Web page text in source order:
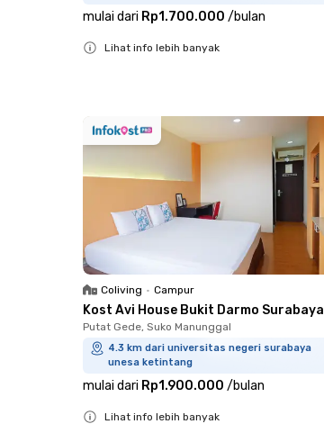
mulai dari Rp1.700.000 /bulan
Lihat info lebih banyak
Coliving • Campur
Kost Avi House Bukit Darmo Surabaya
Putat Gede, Suko Manunggal
4.3 km dari universitas negeri surabaya
unesa ketintang
mulai dari Rp1.900.000 /bulan
Lihat info lebih banyak